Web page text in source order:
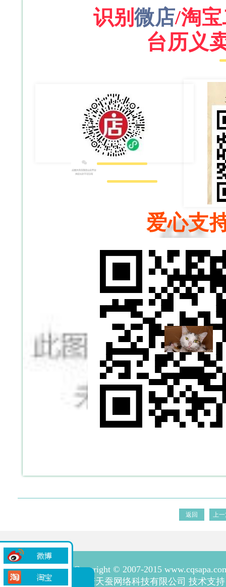
识别微店/淘
台历义
爱心支
返回 上
Copyright © 2007-2015
重庆天蚕网络科技有限公司 技术支持